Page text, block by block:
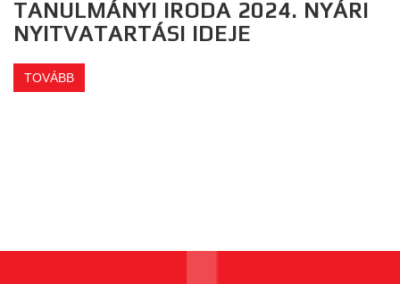
TANULMÁNYI IRODA 2024. NYÁRI
NYITVATARTÁSI IDEJE
TOVÁBB